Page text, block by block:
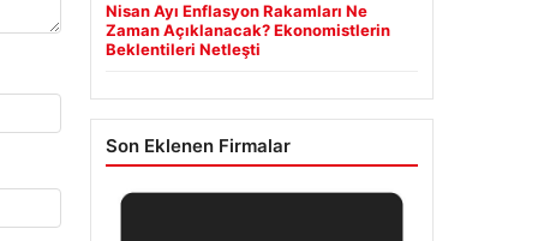
Nisan Ayı Enflasyon Rakamları Ne
Zaman Açıklanacak? Ekonomistlerin
Beklentileri Netleşti
Son Eklenen Firmalar